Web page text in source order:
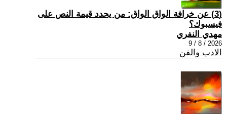
(3) عن خرافة الواق الواق: من يحدد قيمة النص على
فيسبوك؟
مهدي النفري
2026 / 8 / 9
الادب والفن